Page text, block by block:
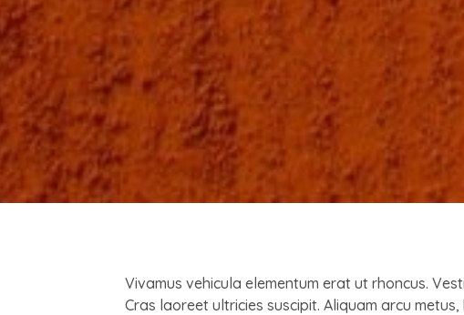
Vivamus vehicula elementum erat ut rhoncus.
Cras laoreet ultricies suscipit. Aliquam arcu